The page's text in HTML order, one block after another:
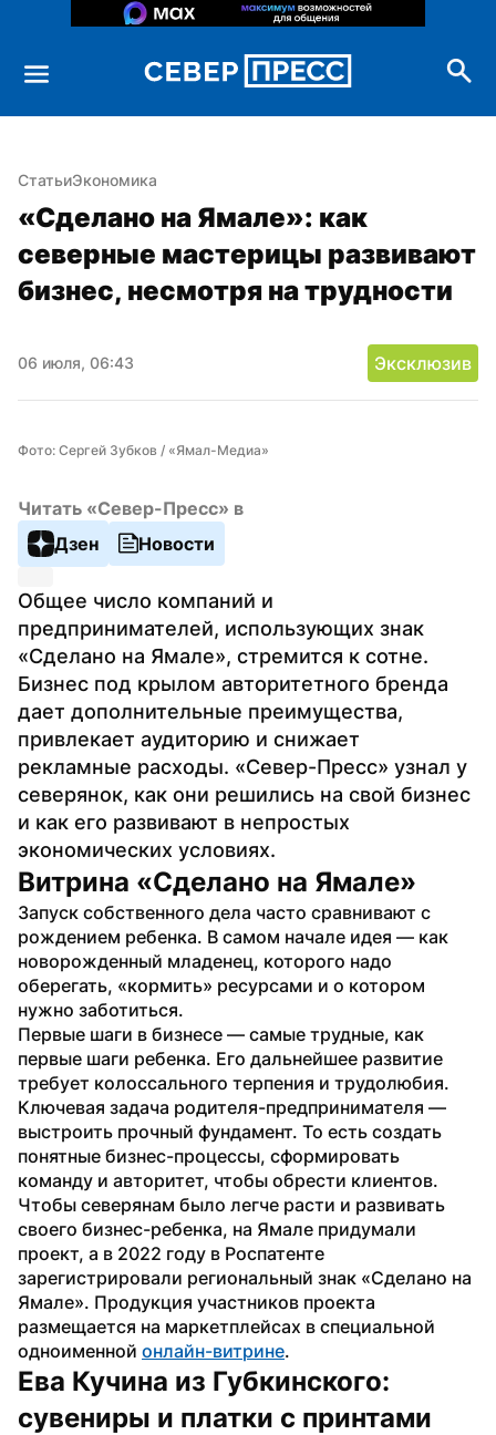
СтатьиЭкономика
«Сделано на Ямале»: как
северные мастерицы развивают
бизнес, несмотря на трудности
06 июля, 06:43 Эксклюзив
Фото: Сергей Зубков / «Ямал-Медиа»
Читать «Север-Пресс» в
Дзен
Новости
Общее число компаний и
предпринимателей, использующих знак
«Сделано на Ямале», стремится к сотне.
Бизнес под крылом авторитетного бренда
дает дополнительные преимущества,
привлекает аудиторию и снижает
рекламные расходы. «Север-Пресс» узнал у
северянок, как они решились на свой бизнес
и как его развивают в непростых
экономических условиях.
Витрина «Сделано на Ямале»
Запуск собственного дела часто сравнивают с
рождением ребенка. В самом начале идея — как
новорожденный младенец, которого надо
оберегать, «кормить» ресурсами и о котором
нужно заботиться.
Первые шаги в бизнесе — самые трудные, как
первые шаги ребенка. Его дальнейшее развитие
требует колоссального терпения и трудолюбия.
Ключевая задача родителя-предпринимателя —
выстроить прочный фундамент. То есть создать
понятные бизнес-процессы, сформировать
команду и авторитет, чтобы обрести клиентов.
Чтобы северянам было легче расти и развивать
своего бизнес-ребенка, на Ямале придумали
проект, а в 2022 году в Роспатенте
зарегистрировали региональный знак «Сделано на
Ямале». Продукция участников проекта
размещается на маркетплейсах в специальной
одноименной онлайн-витрине.
Ева Кучина из Губкинского:
сувениры и платки с принтами